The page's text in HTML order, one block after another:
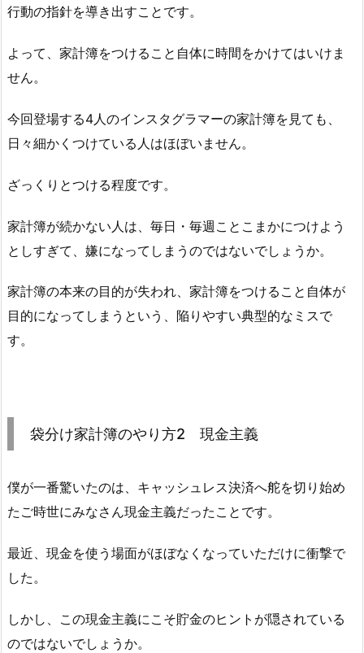
行動の指針を導き出すことです。
よって、家計簿をつけること自体に時間をかけてはいけま
せん。
今回登場する4人のインスタグラマーの家計簿を見ても、
日々細かくつけている人はほぼいません。
ざっくりとつける程度です。
家計簿が続かない人は、毎日・毎週ことこまかにつけよう
としすぎて、嫌になってしまうのではないでしょうか。
家計簿の本来の目的が失われ、家計簿をつけること自体が
目的になってしまうという、陥りやすい典型的なミスで
す。
袋分け家計簿のやり方2 現金主義
僕が一番驚いたのは、キャッシュレス決済へ舵を切り始め
たご時世にみなさん現金主義だったことです。
最近、現金を使う場面がほぼなくなっていただけに衝撃で
した。
しかし、この現金主義にこそ貯金のヒントが隠されている
のではないでしょうか。